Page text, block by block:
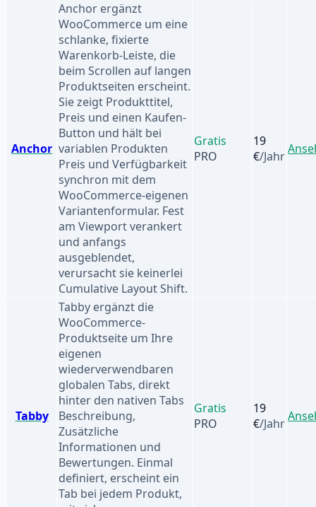
Anchor
Anchor ergänzt
WooCommerce um eine
schlanke, fixierte
Warenkorb-Leiste, die
beim Scrollen auf langen
Produktseiten erscheint.
Sie zeigt Produkttitel,
Preis und einen Kaufen-
Button und hält bei
variablen Produkten
Preis und Verfügbarkeit
synchron mit dem
WooCommerce-eigenen
Variantenformular. Fest
am Viewport verankert
und anfangs
ausgeblendet,
verursacht sie keinerlei
Cumulative Layout Shift.
Gratis
PRO
19
€/Jahr
Tabby
Tabby ergänzt die
WooCommerce-
Produktseite um Ihre
eigenen
wiederverwendbaren
globalen Tabs, direkt
hinter den nativen Tabs
Beschreibung,
Zusätzliche
Informationen und
Bewertungen. Einmal
definiert, erscheint ein
Tab bei jedem Produkt,
Gratis
PRO
19
€/Jahr